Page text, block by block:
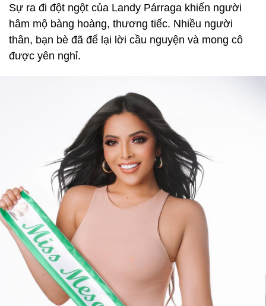
Sự ra đi đột ngột của Landy Párraga khiến người
hâm mộ bàng hoàng, thương tiếc. Nhiều người
thân, bạn bè đã để lại lời cầu nguyện và mong cô
được yên nghỉ.